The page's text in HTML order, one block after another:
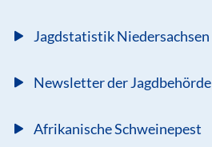
Jagdstatistik Niedersachsen
Newsletter der Jagdbehörde
Afrikanische Schweinepest